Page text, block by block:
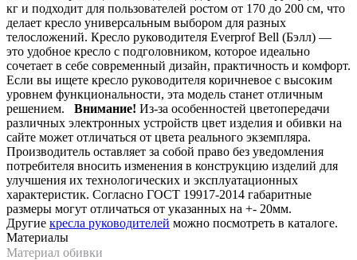
кг и подходит для пользователей ростом от 170 до 200 см, что
делает кресло универсальным выбором для разных
телосложений. Кресло руководителя Everprof Bell (Бэлл) —
это удобное кресло с подголовником, которое идеально
сочетает в себе современный дизайн, практичность и комфорт.
Если вы ищете кресло руководителя коричневое с высоким
уровнем функциональности, эта модель станет отличным
решением. Внимание! Из-за особенностей цветопередачи
различных электронных устройств цвет изделия и обивки на
сайте может отличаться от цвета реального экземпляра.
Производитель оставляет за собой право без уведомления
потребителя вносить изменения в конструкцию изделий для
улучшения их технологических и эксплуатационных
характеристик. Согласно ГОСТ 19917-2014 габаритные
размеры могут отличаться от указанных на +- 20мм.
Другие кресла руководителей можно посмотреть в каталоге.
Материалы
Материал обивки